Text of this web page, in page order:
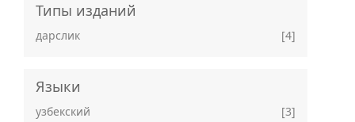
Типы изданий
дарслик [4]
Языки
узбекский
[3]